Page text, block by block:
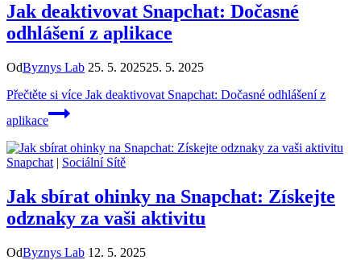
Jak deaktivovat Snapchat: Dočasné
odhlášení z aplikace
OdByznys Lab 25. 5. 202525. 5. 2025
Přečtěte si více Jak deaktivovat Snapchat: Dočasné odhlášení z
aplikace
Snapchat | Sociální Sítě
Jak sbírat ohinky na Snapchat: Získejte
odznaky za vaši aktivitu
OdByznys Lab 12. 5. 2025